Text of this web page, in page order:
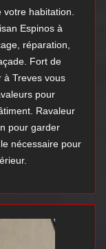
habitation.
Espinos à
réparation,
Fort de
à Treves vous
pour
Ravaleur
pour garder
nécessaire pour